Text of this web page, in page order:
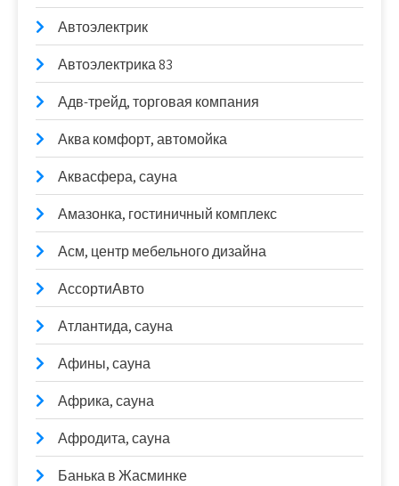
Автоэлектрик
Автоэлектрика 83
Адв-трейд, торговая компания
Аква комфорт, автомойка
Аквасфера, сауна
Амазонка, гостиничный комплекс
Асм, центр мебельного дизайна
АссортиАвто
Атлантида, сауна
Афины, сауна
Африка, сауна
Афродита, сауна
Банька в Жасминке